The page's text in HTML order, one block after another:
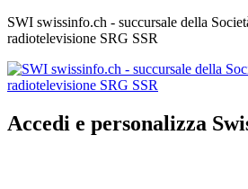
SWI swissinfo.ch - succursale della
radiotelevisione SRG SSR
Accedi e personalizza